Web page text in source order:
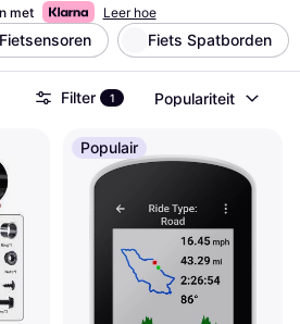
met Leer hoe
Fiets Spatborden
Filter 1 Populariteit
Populair